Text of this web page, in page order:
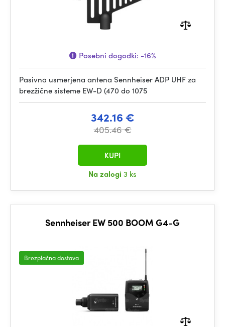
Posebni dogodki: -16%
Pasivna usmerjena antena Sennheiser ADP UHF za
brezžične sisteme EW-D (470 do 1075
342.16 €
405.46 €
Na zalogi 3 ks
KUPI
Sennheiser EW 500 BOOM G4-G
Brezplačna dostava